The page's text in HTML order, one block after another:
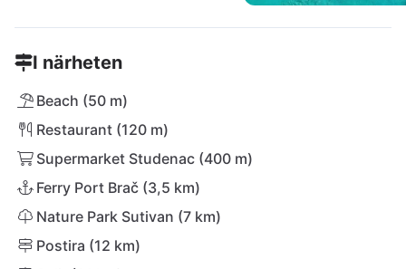
I närheten
Beach (50 m)
Restaurant (120 m)
Supermarket Studenac (400 m)
Ferry Port Brač (3,5 km)
Nature Park Sutivan (7 km)
Postira (12 km)